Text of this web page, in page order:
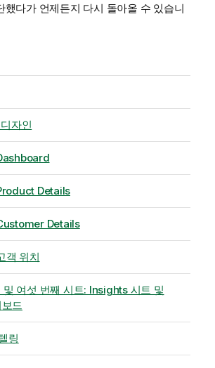
했다가 언제든지 다시 돌아올 수 있습니
자인
Details
Details
객 위치
및 여섯 번째 시트: Insights 시트 및
드
링